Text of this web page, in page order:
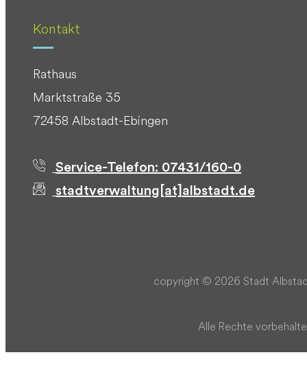
Kontakt
Rathaus
Marktstraße 35
72458 Albstadt-Ebingen
Service-Telefon: 07431/160-0
stadtverwaltung[at]albstadt.de
copyright © 2026 Stadt
Alle Rechte